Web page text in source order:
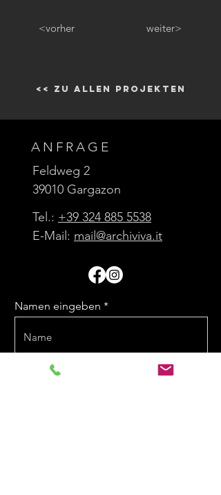
<vorher weiter>
<< zu allen Projekten
ANFRAGE
Feldweg 2
39010 Gargazon
Tel.: +39 324 885 5538
E-Mail: mail@archiviva.it
Namen eingeben
E-Mail eingeben